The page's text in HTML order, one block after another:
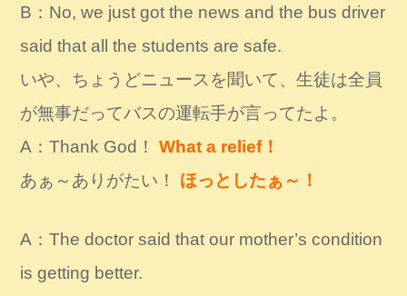
B：No, we just got the news and the bus driver
said that all the students are safe.
いや、ちょうどニュースを聞いて、生徒は全員
が無事だってバスの運転手が言ってたよ。
A：Thank God！ What a relief！
あぁ～ありがたい！ ほっとしたぁ～！
A：The doctor said that our mother’s condition
is getting better.